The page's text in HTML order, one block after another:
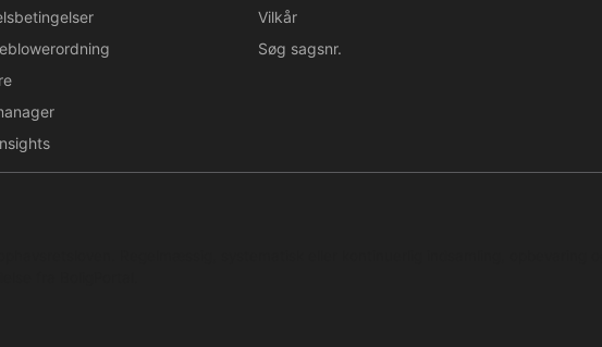
Vilkår
Søg sagsnr.